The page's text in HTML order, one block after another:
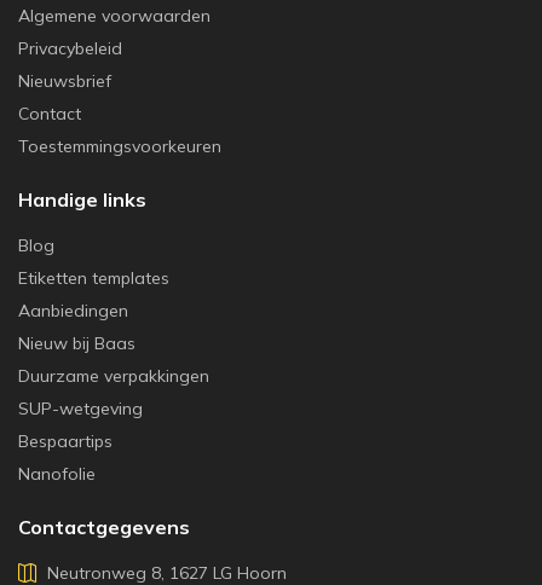
Algemene voorwaarden
Privacybeleid
Nieuwsbrief
Contact
Toestemmingsvoorkeuren
Handige links
Blog
Etiketten templates
Aanbiedingen
Nieuw bij Baas
Duurzame verpakkingen
SUP-wetgeving
Bespaartips
Nanofolie
Contactgegevens
Neutronweg 8, 1627 LG Hoorn